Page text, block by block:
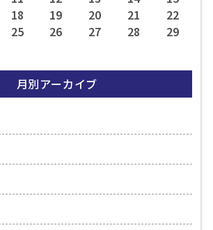
18 19 20 21
22
25 26 27 28
29
月別アーカイブ